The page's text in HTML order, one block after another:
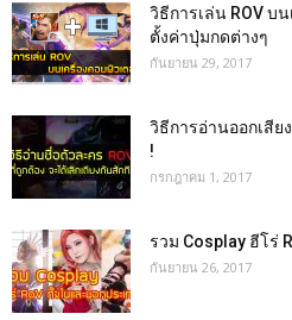
วิธีการเล่น ROV บ
ตั้งค่าปุ่มกดต่างๆ
กันยายน 29, 2017
วิธีการอ่านออกเสีย
!
กรกฎาคม 1, 2017
รวม Cosplay ฮีโร่
กันยายน 26, 2017